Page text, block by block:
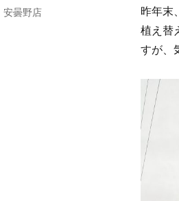
昨年末
植え替
すが、
稿
カ
安曇野店